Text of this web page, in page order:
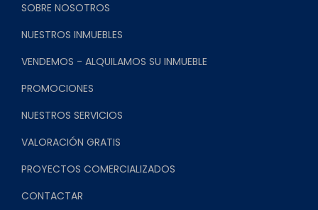
SOBRE NOSOTROS
NUESTROS INMUEBLES
VENDEMOS - ALQUILAMOS SU INMUEBLE
PROMOCIONES
NUESTROS SERVICIOS
VALORACIÓN GRATIS
PROYECTOS COMERCIALIZADOS
CONTACTAR